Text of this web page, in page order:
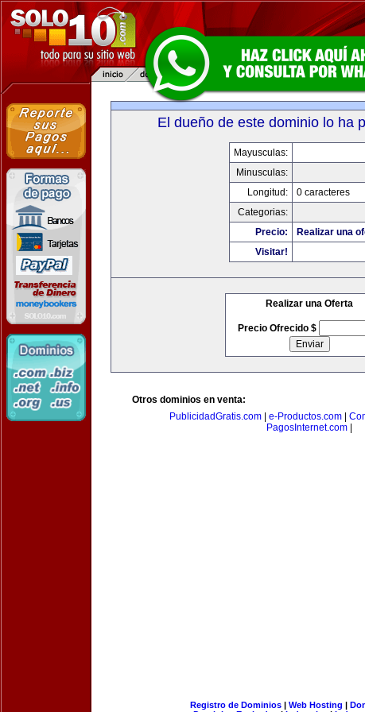
El dueño de este dominio lo ha
Mayusculas:
Minusculas:
Longitud:
0 caracteres
Categorias:
Precio:
Realizar una
Visitar!
Realizar una Oferta
Precio Ofrecido $
Otros dominios en venta:
PublicidadGratis.com
e-Productos.com
PagosInternet.com
Registro de Dominios| Web Hosting |